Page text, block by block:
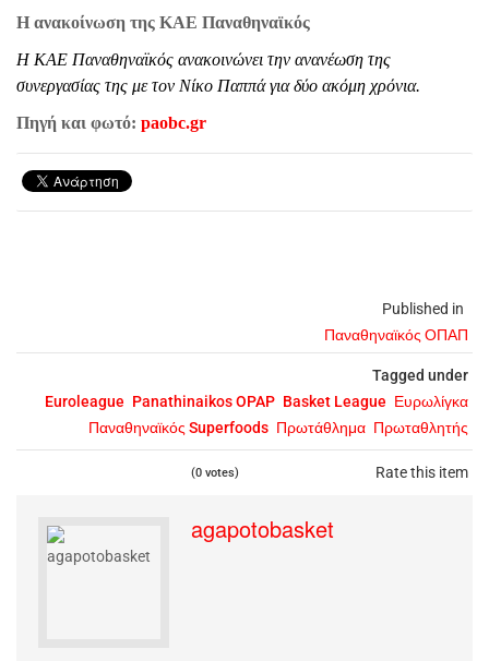
Published in
Παναθηναϊκός ΟΠΑΠ
Tagged under
Euroleague Panathinaikos OPAP Basket League Ευρωλίγκα
Παναθηναϊκός Superfoods Πρωτάθλημα Πρωταθλητής
Rate this item
(0 votes)
Η ανακοίνωση της ΚΑΕ Παναθηναϊκός
Η ΚΑΕ Παναθηναϊκός ανακοινώνει την ανανέωση της
συνεργασίας της με τον Νίκο Παππάγια δύο ακόμη χρόνια.
Πηγή και φωτό: paobc.gr
agapotobasket